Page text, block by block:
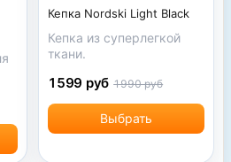
Кепка Nordski Light Black
Кепка из суперлегкой
ткани.
Выбрать
1599 руб 1990 руб